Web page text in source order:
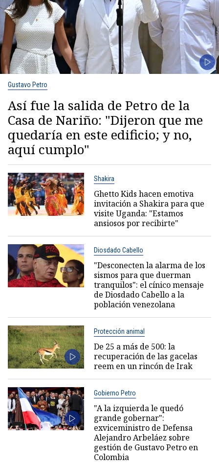
Gustavo Petro
Así fue la salida de Petro de la
Casa de Nariño: "Dijeron que me
quedaría en este edificio; y no,
aquí cumplo"
Shakira
Ghetto Kids hacen emotiva
invitación a Shakira para que
visite Uganda: "Estamos
ansiosos por recibirte"
Diosdado Cabello
"Desconecten la alarma de los
sismos para que duerman
tranquilos": el cínico mensaje
de Diosdado Cabello a la
población venezolana
Protección animal
De 25 a más de 500: la
recuperación de las gacelas
reem en un rincón de Irak
Gobierno Petro
"A la izquierda le quedó
grande gobernar":
exviceministro de Defensa
Alejandro Arbeláez sobre
gestión de Gustavo Petro en
Colombia